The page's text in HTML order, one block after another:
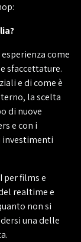
come
sfaccettature.
e di come è
la scelta
di nuove
e con i
investimenti
per films e
realtime e
non si
una delle